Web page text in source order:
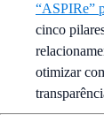
“ASPIRe”
cinco
otimizar